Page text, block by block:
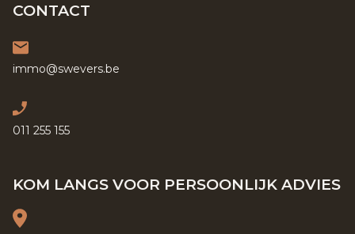
CONTACT
immo@swevers.be
011 255 155
KOM LANGS VOOR PERSOONLIJK ADVIES